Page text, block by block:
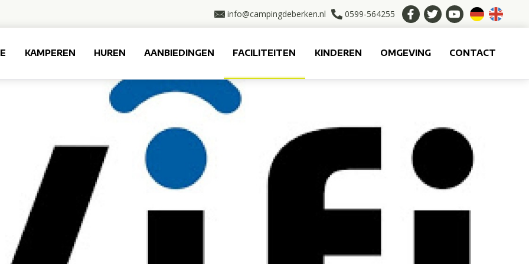
info@campingdeberken.nl 0599-564255
KAMPEREN HUREN AANBIEDINGEN FACILITEITEN KINDEREN OMGEVING CONTACT